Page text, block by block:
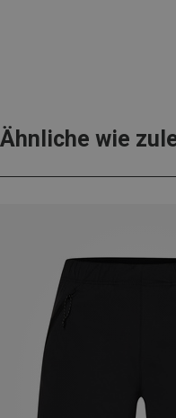
Ähnliche wie